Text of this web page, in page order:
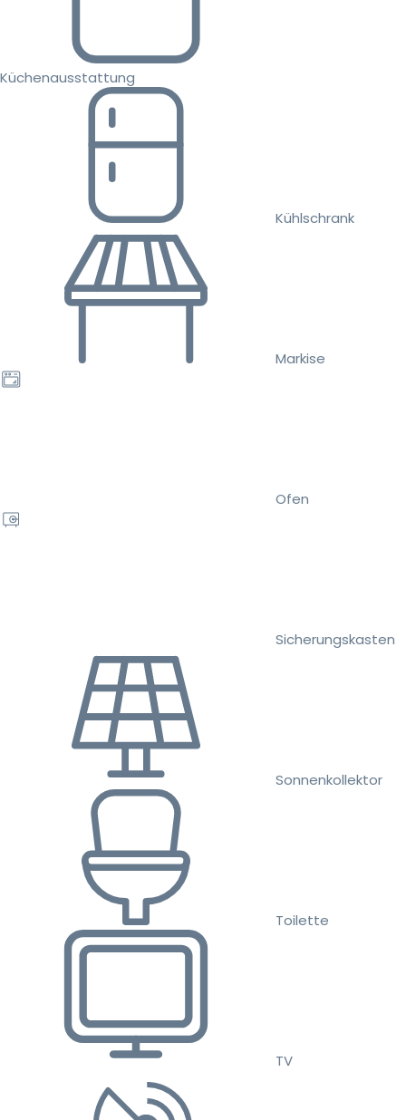
Küchenausstattung
Kühlschrank
Markise
Ofen
Sicherungskasten
Sonnenkollektor
Toilette
TV